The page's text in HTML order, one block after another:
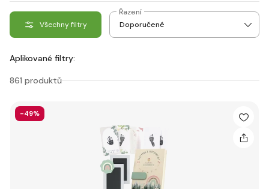
Všechny filtry
Řazení
Aplikované filtry:
861 produktů
-49%